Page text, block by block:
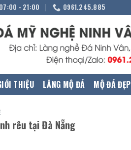
07:00 - 21:00 0961.245.885
THIỆU LĂNG MỘ ĐÁ MỘ ĐÁ ĐẸP
rêu tại Đà Nẵng